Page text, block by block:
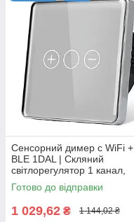
Сенсорний димер c WiFi +
BLE 1DAL | Скляний
світлорегулятор 1 канал,
Сірий (G86D-DR.WF.GR)
Готово до відправки
1 029,62 ₴ 1 144,02 ₴